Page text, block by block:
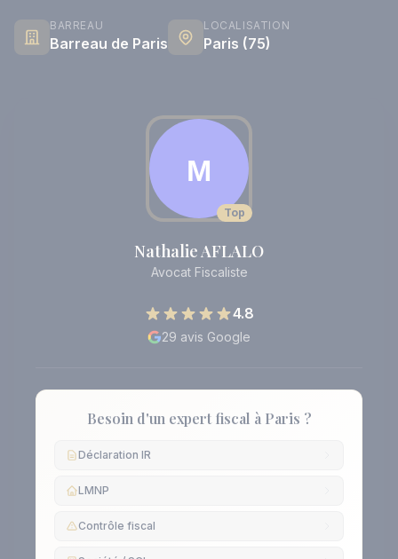
BARREAU
Barreau de Paris
LOCALISATION
Paris (75)
Top
Nathalie AFLALO
Avocat Fiscaliste
4.8
29 avis Google
Besoin d'un expert fiscal à Paris ?
Déclaration IR
LMNP
Contrôle fiscal